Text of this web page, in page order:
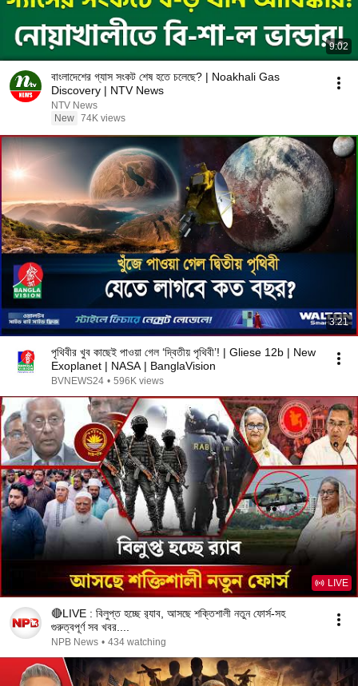
9:02
বাংলাদেশের গ্যাস সংকট শেষ হতে চলেছে? | Noakhali Gas
Discovery | NTV News
NTV News
New 74K views
3:21
পৃথিবীর খুব কাছেই পাওয়া গেল ‘দ্বিতীয় পৃথিবী’! | Gliese 12b | New
Exoplanet | NASA | BanglaVision
BVNEWS24 • 596K views
LIVE
🔴LIVE : বিলুপ্ত হচ্ছে র‌্যাব, আসছে শক্তিশালী নতুন ফোর্স-সহ
গুরুত্বপূর্ণ সব খবর....
NPB News • 434 watching